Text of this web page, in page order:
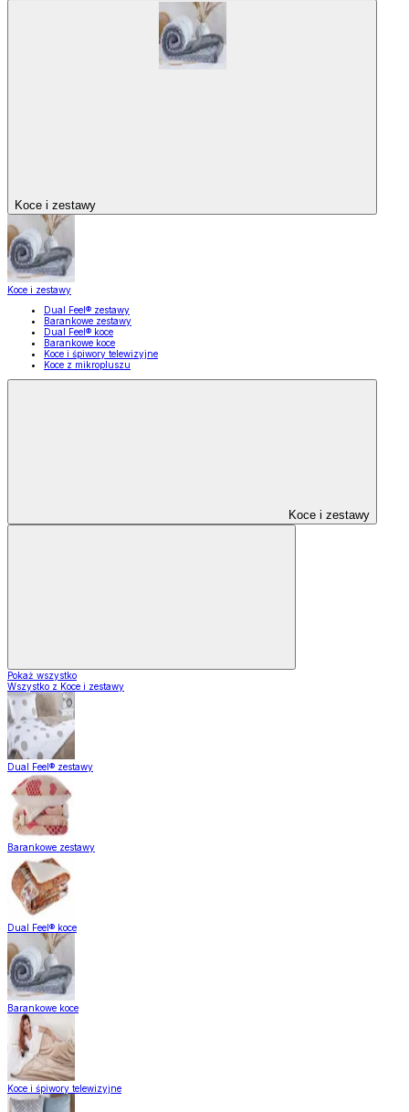
Koce i zestawy
Koce i zestawy
Dual Feel® zestawy
Barankowe zestawy
Dual Feel® koce
Barankowe koce
Koce i śpiwory telewizyjne
Koce z mikropluszu
Koce i zestawy
Pokaż wszystko
Wszystko z Koce i zestawy
Dual Feel® zestawy
Barankowe zestawy
Dual Feel® koce
Barankowe koce
Koce i śpiwory telewizyjne